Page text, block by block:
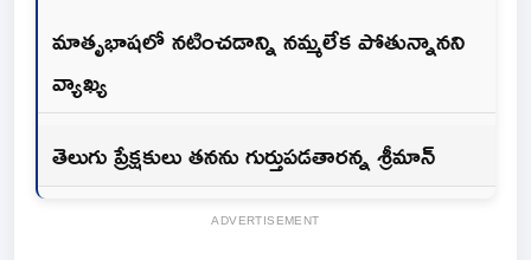
మాతృభాషలో నటించడాన్ని నమ్మలేక పోతున్నానని
వ్యాఖ్య
తెలుగు ప్రేక్షకులు తనను గుర్తుపడతారన్న శ్రీమాన్
ADVERTISEMENT